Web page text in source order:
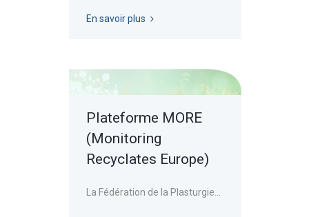
En savoir plus
Plateforme MORE
(Monitoring
Recyclates Europe)
La Fédération de la Plasturgie...